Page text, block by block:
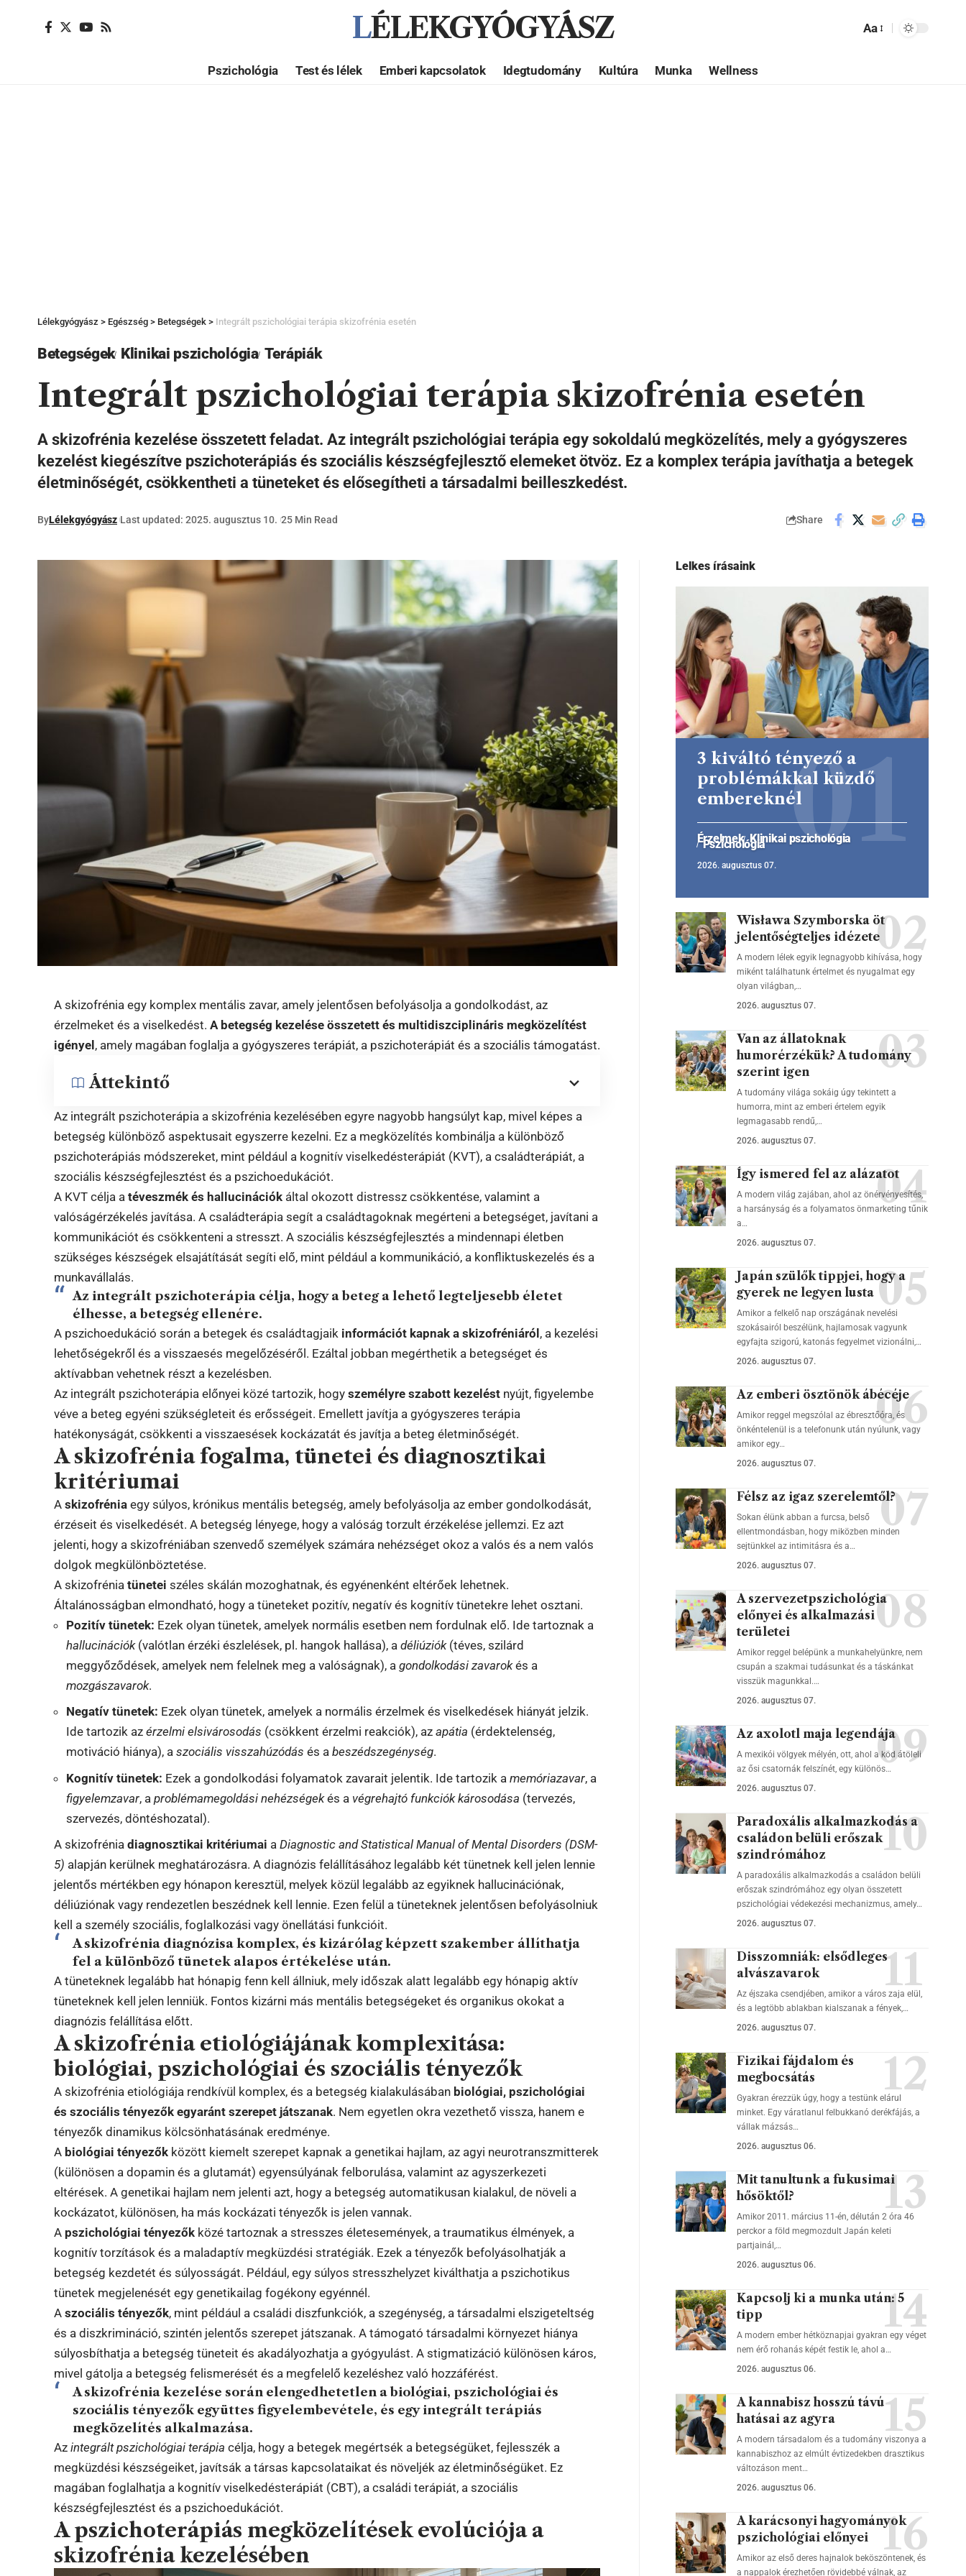
LÉLEKGYÓGYÁSZ Aa
Pszichológia Test és lélek Emberi kapcsolatok Idegtudomány Kultúra Munka Wellness
Lélekgyógyász > Egészség > Betegségek > Integrált pszichológiai terápia skizofrénia esetén
Betegségek Klinikai pszichológia Terápiák
Integrált pszichológiai terápia skizofrénia esetén
A skizofrénia kezelése összetett feladat. Az integrált pszichológiai terápia egy sokoldalú megközelítés, mely a gyógyszeres
kezelést kiegészítve pszichoterápiás és szociális készségfejlesztő elemeket ötvöz. Ez a komplex terápia javíthatja a betegek
életminőségét, csökkentheti a tüneteket és elősegítheti a társadalmi beilleszkedést.
ByLélekgyógyász Last updated: 2025. augusztus 10. 25 Min Read Share
A skizofrénia egy komplex mentális zavar, amely jelentősen befolyásolja a gondolkodást, az
érzelmeket és a viselkedést.A betegség kezelése összetett és multidiszciplináris megközelítést
igényel, amely magában foglalja a gyógyszeres terápiát, a pszichoterápiát és a szociális támogatást.
Áttekintő
Az integrált pszichoterápia a skizofrénia kezelésében egyre nagyobb hangsúlyt kap, mivel képes a
betegség különböző aspektusait egyszerre kezelni. Ez a megközelítés kombinálja a különböző
pszichoterápiás módszereket, mint például a kognitív viselkedésterápiát (KVT), a családterápiát, a
szociális készségfejlesztést és a pszichoedukációt.
A KVT célja atéveszmék és hallucinációk által okozott distressz csökkentése, valamint a
valóságérzékelés javítása. A családterápia segít a családtagoknak megérteni a betegséget, javítani a
kommunikációt és csökkenteni a stresszt. A szociális készségfejlesztés a mindennapi életben
szükséges készségek elsajátítását segíti elő, mint például a kommunikáció, a konfliktuskezelés és a
munkavállalás.
Az integrált pszichoterápia célja, hogy a beteg a lehető legteljesebb életet
élhesse, a betegség ellenére.
A pszichoedukáció során a betegek és családtagjaik információt kapnak a skizofréniáról, a kezelési
lehetőségekről és a visszaesés megelőzéséről. Ezáltal jobban megérthetik a betegséget és
aktívabban vehetnek részt a kezelésben.
Az integrált pszichoterápia előnyei közé tartozik, hogyszemélyre szabott kezelést nyújt, figyelembe
véve a beteg egyéni szükségleteit és erősségeit. Emellett javítja a gyógyszeres terápia
hatékonyságát, csökkenti a visszaesések kockázatát és javítja a beteg életminőségét.
A skizofrénia fogalma, tünetei és diagnosztikai
kritériumai
Askizofrénia egy súlyos, krónikus mentális betegség, amely befolyásolja az ember gondolkodását,
érzéseit és viselkedését. A betegség lényege, hogy a valóság torzult érzékelése jellemzi. Ez azt
jelenti, hogy a skizofréniában szenvedő személyek számára nehézséget okoz a valós és a nem valós
dolgok megkülönböztetése.
A skizofréniatünetei széles skálán mozoghatnak, és egyénenként eltérőek lehetnek.
Általánosságban elmondható, hogy a tüneteket pozitív, negatív és kognitív tünetekre lehet osztani.
Pozitív tünetek: Ezek olyan tünetek, amelyek normális esetben nem fordulnak elő. Ide tartoznak a
hallucinációk(valótlan érzéki észlelések, pl. hangok hallása), adéliúziók(téves, szilárd
meggyőződések, amelyek nem felelnek meg a valóságnak), agondolkodási zavarokés a
mozgászavarok.
Negatív tünetek: Ezek olyan tünetek, amelyek a normális érzelmek és viselkedések hiányát jelzik.
Ide tartozik azérzelmi elsivárosodás (csökkent érzelmi reakciók), azapátia (érdektelenség,
motiváció hiánya), aszociális visszahúzódás és abeszédszegénység.
Kognitív tünetek: Ezek a gondolkodási folyamatok zavarait jelentik. Ide tartozik amemóriazavar, a
figyelemzavar, aproblémamegoldási nehézségekés a végrehajtó funkciók károsodása (tervezés,
szervezés, döntéshozatal).
A skizofréniadiagnosztikai kritériumai aDiagnostic and Statistical Manual of Mental Disorders (DSM-
5) alapján kerülnek meghatározásra. A diagnózis felállításához legalább két tünetnek kell jelen lennie
jelentős mértékben egy hónapon keresztül, melyek közül legalább az egyiknek hallucinációnak,
déliúziónak vagy rendezetlen beszédnek kell lennie. Ezen felül a tüneteknek jelentősen befolyásolniuk
kell a személy szociális, foglalkozási vagy önellátási funkcióit.
A skizofrénia diagnózisa komplex, és kizárólag képzett szakember állíthatja
fel a különböző tünetek alapos értékelése után.
A tüneteknek legalább hat hónapig fenn kell állniuk, mely időszak alatt legalább egy hónapig aktív
tüneteknek kell jelen lenniük. Fontos kizárni más mentális betegségeket és organikus okokat a
diagnózis felállítása előtt.
A skizofrénia etiológiájának komplexitása:
biológiai, pszichológiai és szociális tényezők
A skizofrénia etiológiája rendkívül komplex, és a betegség kialakulásában biológiai, pszichológiai
és szociális tényezők egyaránt szerepet játszanak. Nem egyetlen okra vezethető vissza, hanem e
tényezők dinamikus kölcsönhatásának eredménye.
A biológiai tényezők között kiemelt szerepet kapnak a genetikai hajlam, az agyi neurotranszmitterek
(különösen a dopamin és a glutamát) egyensúlyának felborulása, valamint az agyszerkezeti
eltérések. A genetikai hajlam nem jelenti azt, hogy a betegség automatikusan kialakul, de növeli a
kockázatot, különösen, ha más kockázati tényezők is jelen vannak.
A pszichológiai tényezők közé tartoznak a stresszes életesemények, a traumatikus élmények, a
kognitív torzítások és a maladaptív megküzdési stratégiák. Ezek a tényezők befolyásolhatják a
betegség kezdetét és súlyosságát. Például, egy súlyos stresszhelyzet kiválthatja a pszichotikus
tünetek megjelenését egy genetikailag fogékony egyénnél.
Aszociális tényezők, mint például a családi diszfunkciók, a szegénység, a társadalmi elszigeteltség
és a diszkrimináció, szintén jelentős szerepet játszanak. A támogató társadalmi környezet hiánya
súlyosbíthatja a betegség tüneteit és akadályozhatja a gyógyulást. A stigmatizáció különösen káros,
mivel gátolja a betegség felismerését és a megfelelő kezeléshez való hozzáférést.
A skizofrénia kezelése során elengedhetetlen a biológiai, pszichológiai és
szociális tényezők együttes figyelembevétele, és egy integrált terápiás
megközelítés alkalmazása.
Azintegrált pszichológiai terápia célja, hogy a betegek megértsék a betegségüket, fejlesszék a
megküzdési készségeiket, javítsák a társas kapcsolataikat és növeljék az életminőségüket. Ez
magában foglalhatja a kognitív viselkedésterápiát (CBT), a családi terápiát, a szociális
készségfejlesztést és a pszichoedukációt.
A pszichoterápiás megközelítések evolúciója a
skizofrénia kezelésében
Lelkes írásaink
3 kiváltó tényező a
problémákkal küzdő
embereknél
Érzelmek Klinikai pszichológia
Pszichológia
2026. augusztus 07.
Wisława Szymborska öt
jelentőségteljes idézete
A modern lélek egyik legnagyobb kihívása, hogy
miként találhatunk értelmet és nyugalmat egy
olyan világban,…
2026. augusztus 07.
Van az állatoknak
humorérzékük? A tudomány
szerint igen
A tudomány világa sokáig úgy tekintett a
humorra, mint az emberi értelem egyik
legmagasabb rendű,…
2026. augusztus 07.
Így ismered fel az alázatot
A modern világ zajában, ahol az önérvényesítés,
a harsányság és a folyamatos önmarketing tűnik
a…
2026. augusztus 07.
Japán szülők tippjei, hogy a
gyerek ne legyen lusta
Amikor a felkelő nap országának nevelési
szokásairól beszélünk, hajlamosak vagyunk
egyfajta szigorú, katonás fegyelmet vizionálni,…
2026. augusztus 07.
Az emberi ösztönök ábécéje
Amikor reggel megszólal az ébresztőóra, és
önkéntelenül is a telefonunk után nyúlunk, vagy
amikor egy…
2026. augusztus 07.
Félsz az igaz szerelemtől?
Sokan élünk abban a furcsa, belső
ellentmondásban, hogy miközben minden
sejtünkkel az intimitásra és a…
2026. augusztus 07.
A szervezetpszichológia
előnyei és alkalmazási
területei
Amikor reggel belépünk a munkahelyünkre, nem
csupán a szakmai tudásunkat és a táskánkat
visszük magunkkal.…
2026. augusztus 07.
Az axolotl maja legendája
A mexikói völgyek mélyén, ott, ahol a köd átöleli
az ősi csatornák felszínét, egy különös…
2026. augusztus 07.
Paradoxális alkalmazkodás a
családon belüli erőszak
szindrómához
A paradoxális alkalmazkodás a családon belüli
erőszak szindrómához egy olyan összetett
pszichológiai védekezési mechanizmus, amely…
2026. augusztus 07.
Disszomniák: elsődleges
alvászavarok
Az éjszaka csendjében, amikor a város zaja elül,
és a legtöbb ablakban kialszanak a fények,…
2026. augusztus 07.
Fizikai fájdalom és
megbocsátás
Gyakran érezzük úgy, hogy a testünk elárul
minket. Egy váratlanul felbukkanó derékfájás, a
vállak mázsás…
2026. augusztus 06.
Mit tanultunk a fukusimai
hősöktől?
Amikor 2011. március 11-én, délután 2 óra 46
perckor a föld megmozdult Japán keleti
partjainál,…
2026. augusztus 06.
Kapcsolj ki a munka után: 5
tipp
A modern ember hétköznapjai gyakran egy véget
nem érő rohanás képét festik le, ahol a…
2026. augusztus 06.
A kannabisz hosszú távú
hatásai az agyra
A modern társadalom és a tudomány viszonya a
kannabiszhoz az elmúlt évtizedekben drasztikus
változáson ment…
2026. augusztus 06.
A karácsonyi hagyományok
pszichológiai előnyei
Amikor az első deres hajnalok beköszöntenek, és
a nappalok érezhetően rövidebbé válnak, az